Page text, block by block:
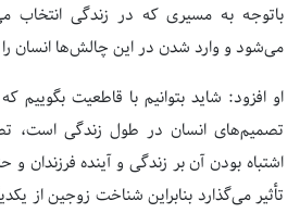
باتوجه به مسیری که در زندگی انتخاب
می‌شود و وارد شدن در این چالش‌ها انسان
او افزود: شاید بتوانیم با قاطعیت بگوییم
تصمیم‌های انسان در طول زندگی است،
اشتباه بودن آن بر زندگی و آینده فرزندان و
تأثیر می‌گذارد بنابراین شناخت زوجین از